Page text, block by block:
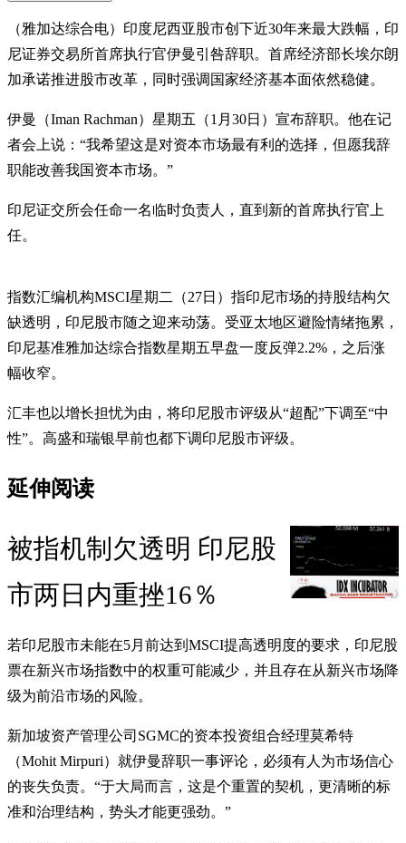
（雅加达综合电）印度尼西亚股市创下近30年来最大跌幅，印
尼证券交易所首席执行官伊曼引咎辞职。首席经济部长埃尔朗
加承诺推进股市改革，同时强调国家经济基本面依然稳健。
伊曼（Iman Rachman）星期五（1月30日）宣布辞职。他在记
者会上说：“我希望这是对资本市场最有利的选择，但愿我辞
职能改善我国资本市场。”
印尼证交所会任命一名临时负责人，直到新的首席执行官上
任。
指数汇编机构MSCI星期二（27日）指印尼市场的持股结构欠
缺透明，印尼股市随之迎来动荡。受亚太地区避险情绪拖累，
印尼基准雅加达综合指数星期五早盘一度反弹2.2%，之后涨
幅收窄。
汇丰也以增长担忧为由，将印尼股市评级从“超配”下调至“中
性”。高盛和瑞银早前也都下调印尼股市评级。
延伸阅读
被指机制欠透明 印尼股
市两日内重挫16％
若印尼股市未能在5月前达到MSCI提高透明度的要求，印尼股
票在新兴市场指数中的权重可能减少，并且存在从新兴市场降
级为前沿市场的风险。
新加坡资产管理公司SGMC的资本投资组合经理莫希特
（Mohit Mirpuri）就伊曼辞职一事评论，必须有人为市场信心
的丧失负责。“于大局而言，这是个重置的契机，更清晰的标
准和治理结构，势头才能更强劲。”